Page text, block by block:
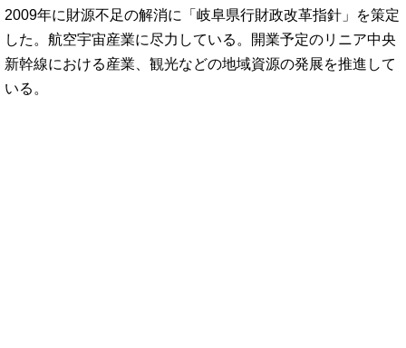
2009年に財源不足の解消に「岐阜県行財政改革指針」を策定
した。航空宇宙産業に尽力している。開業予定のリニア中央
新幹線における産業、観光などの地域資源の発展を推進して
いる。